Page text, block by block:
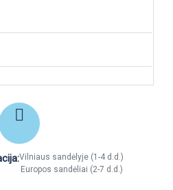
Vilniaus sandėlyje (1-4 d.d.)
Europos sandėliai (2-7 d.d.)